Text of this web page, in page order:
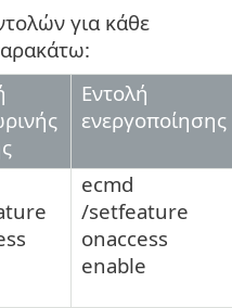
για κάθε
Εντολή
ενεργοποίησης
ecmd
/setfeature
onaccess
enable